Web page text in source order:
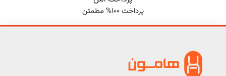
پرداخت 100% مطمئن